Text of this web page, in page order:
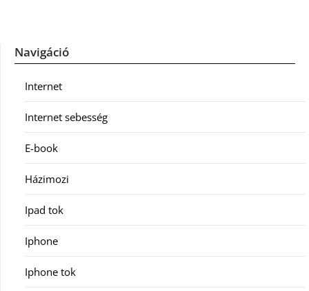
Navigáció
Internet
Internet sebesség
E-book
Házimozi
Ipad tok
Iphone
Iphone tok